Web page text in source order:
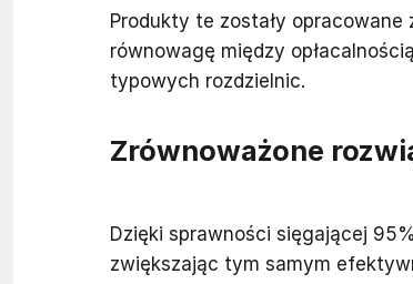
Produkty te zostały
równowagę między
typowych rozdzielnic.
Zrównoważone
Dzięki sprawności sięgającej
zwiększając tym samym